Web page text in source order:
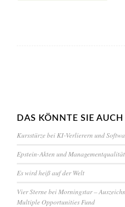
DAS KÖNNTE SIE AUCH
Kursstürze bei KI-Verlierern und
Epstein-Akten und Managementqualität
Es wird heiß auf der Welt
Vier Sterne bei Morningstar –
Multiple Opportunities Fund